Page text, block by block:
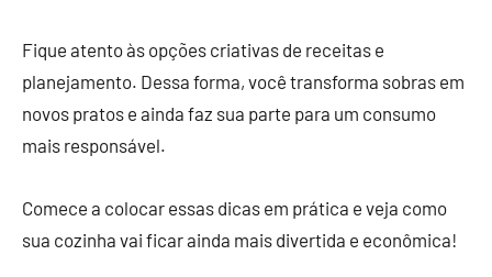
Fique atento às opções criativas de receitas e
planejamento. Dessa forma, você transforma sobras em
novos pratos e ainda faz sua parte para um consumo
mais responsável.
Comece a colocar essas dicas em prática e veja como
sua cozinha vai ficar ainda mais divertida e econômica!